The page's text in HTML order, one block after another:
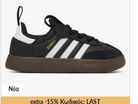
extra -15% Κωδικός: LAST
Νέα